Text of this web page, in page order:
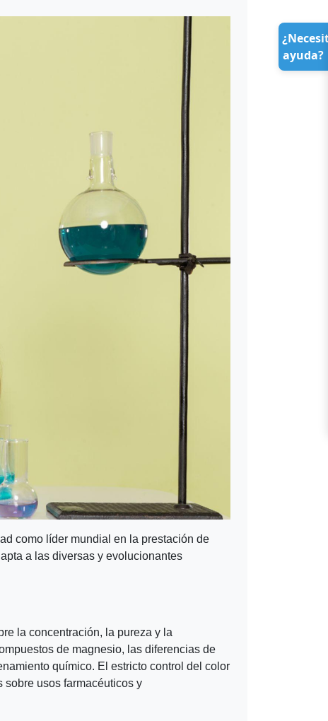
como líder mundial en la prestación de
a las diversas y evolucionantes
la concentración, la pureza y la
de magnesio, las diferencias de
químico. El estricto control del color
sobre usos farmacéuticos y
ayuda?